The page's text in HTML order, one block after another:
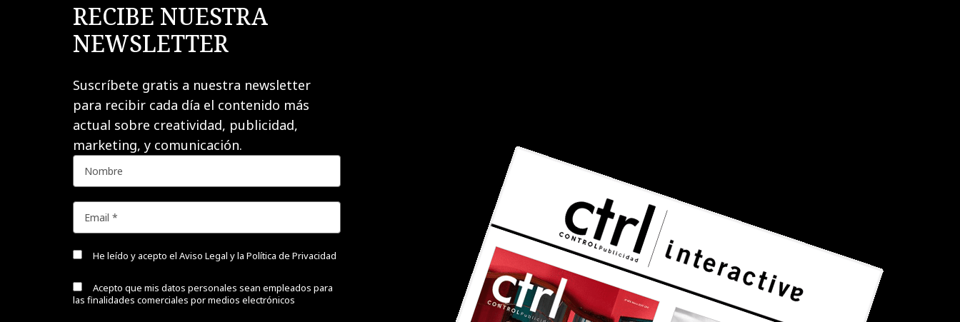
RECIBE NUESTRA
NEWSLETTER
Suscríbete gratis a nuestra newsletter
para recibir cada día el contenido más
actual sobre creatividad, publicidad,
marketing, y comunicación.
He leído y acepto el Aviso Legal y la Política de Privacidad
Acepto que mis datos personales sean empleados para
las finalidades comerciales por medios electrónicos